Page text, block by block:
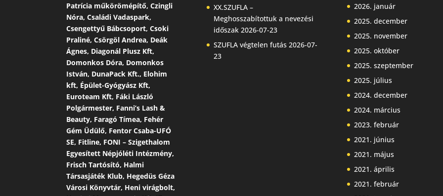
Patrícia műkörömépítő, Czingli
Nóra, Családi Vadaspark,
Csengettyű Bábcsoport, Csoki
Praliné, Csörgöl Andrea, Deák
Ágnes, Diagonál Plusz Kft,
Domonkos Dóra, Domonkos
István, DunaPack Kft., Elohim
kft, Épület-Gyógyász Kft,
Euroteam Kft, Fáki László
Polgármester, Fanni’s Lash &
Beauty, Faragó Tímea, Fehér
Gém Üdülő, Fentor Csaba-UFÓ
SE, Fitline, FONI – Szigethalom
Egyesített Népjóléti Intézmény,
Frisch Tartósító, Halmi
Társasjáték Klub, Hegedüs Géza
Városi Könyvtár, Heni virágbolt,
XX.SZUFLA –
Meghosszabítottuk a nevezési
időszak 2026-07-23
SZUFLA végtelen futás 2026-07-
23
2026. január
2025. december
2025. november
2025. október
2025. szeptember
2025. július
2024. december
2024. március
2023. február
2021. június
2021. május
2021. április
2021. február